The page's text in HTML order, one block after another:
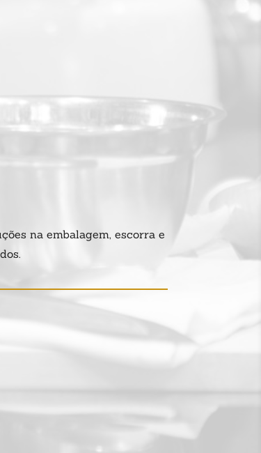
na embalagem, escorra e